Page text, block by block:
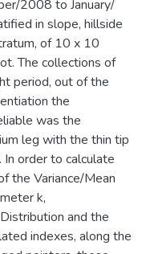
2008 to January/
in slope, hillside
of 10 x 10
The collections of
period, out of the
the
was the
leg with the thin tip
order to calculate
the Variance/Mean
k,
and the
indexes, along the